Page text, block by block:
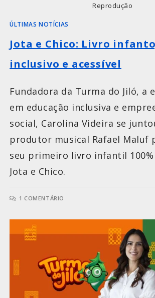
Reprodução
ÚLTIMAS NOTÍCIAS
Jota e Chico: Livro
inclusivo e acessível
Fundadora da Turma do Jiló, a
em educação inclusiva e
social, Carolina Videira se
produtor musical Rafael Maluf
seu primeiro livro infantil 100%
Jota e Chico.
1 COMENTÁRIO